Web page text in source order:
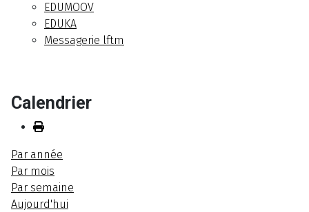
EDUMOOV
EDUKA
Messagerie lftm
Calendrier
Par année
Par mois
Par semaine
Aujourd'hui